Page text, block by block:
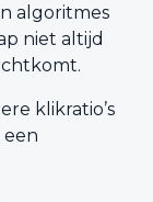
algoritmes
niet altijd
klikratio’s
een